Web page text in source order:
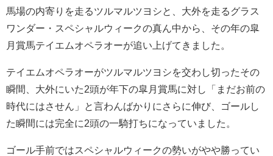
馬場の内寄りを走るツルマルツヨシと、大外を走るグラス
ワンダー・スペシャルウィークの真ん中から、その年の皐
月賞馬テイエムオペラオーが追い上げてきました。
テイエムオペラオーがツルマルツヨシを交わし切ったその
瞬間、大外にいた2頭が年下の皐月賞馬に対し「まだお前の
時代にはさせん」と言わんばかりにさらに伸び、ゴールし
た瞬間には完全に2頭の一騎打ちになっていました。
ゴール手前ではスペシャルウィークの勢いがやや勝ってい